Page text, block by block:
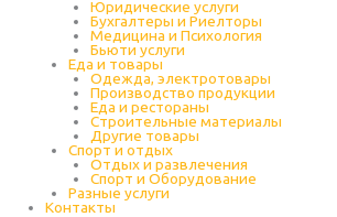
Юридические услуги
Бухгалтеры и Риелторы
Медицина и Психология
Бьюти услуги
Еда и товары
Одежда, электротовары
Производство продукции
Еда и рестораны
Строительные материалы
Другие товары
Спорт и отдых
Отдых и развлечения
Спорт и Оборудование
Разные услуги
Контакты